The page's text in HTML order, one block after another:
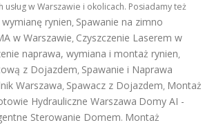
usług w Warszawie i okolicach. Posiadamy też
rynien, Spawanie na zimno
w Warszawie, Czyszczenie Laserem w
naprawa, wymiana i montaż rynien,
z Dojazdem, Spawanie i Naprawa
Warszawa, Spawacz z Dojazdem, Montaż
Hydrauliczne Warszawa Domy AI -
Sterowanie Domem. Montaż